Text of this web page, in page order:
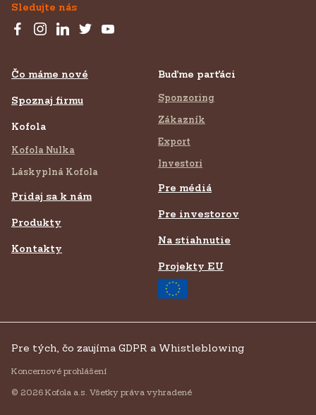
Sledujte nás
Čo máme nové
Spoznaj firmu
Kofola
Kofola Nulka
Láskyplná Kofola
Pridaj sa k nám
Produkty
Kontakty
Buďme parťáci
Sponzoring
Zákazník
Export
Investori
Pre médiá
Pre investorov
Na stiahnutie
Projekty EU
Pre tých, čo zaujíma GDPR a Whistleblowing
Koncernové prohlášení
© 2026 Kofola a.s. Všetky práva vyhradené